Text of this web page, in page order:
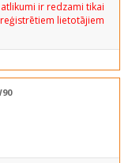
atlikumi ir redzami tikai
reģistrētiem lietotājiem